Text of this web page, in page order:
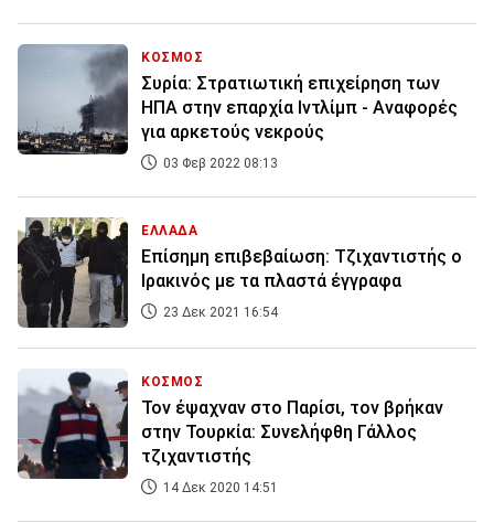
ΚΟΣΜΟΣ
Συρία: Στρατιωτική επιχείρηση των
ΗΠΑ στην επαρχία Ιντλίμπ - Αναφορές
για αρκετούς νεκρούς
03 Φεβ 2022 08:13
ΕΛΛΑΔΑ
Επίσημη επιβεβαίωση: Τζιχαντιστής ο
Ιρακινός με τα πλαστά έγγραφα
23 Δεκ 2021 16:54
ΚΟΣΜΟΣ
Τον έψαχναν στο Παρίσι, τον βρήκαν
στην Τουρκία: Συνελήφθη Γάλλος
τζιχαντιστής
14 Δεκ 2020 14:51